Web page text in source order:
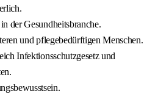
der Gesundheitsbranche.
und pflegebedürftigen Menschen.
Infektionsschutzgesetz und